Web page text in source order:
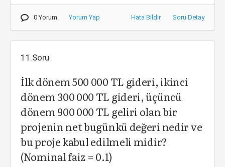
0 Yorum Yorum Yap Hata Bildir Soru Detay
11.Soru
İlk dönem 500 000 TL gideri, ikinci
dönem 300 000 TL gideri, üçüncü
dönem 900 000 TL geliri olan bir
projenin net bugünkü değeri nedir ve
bu proje kabul edilmeli midir?
(Nominal faiz = 0.1)